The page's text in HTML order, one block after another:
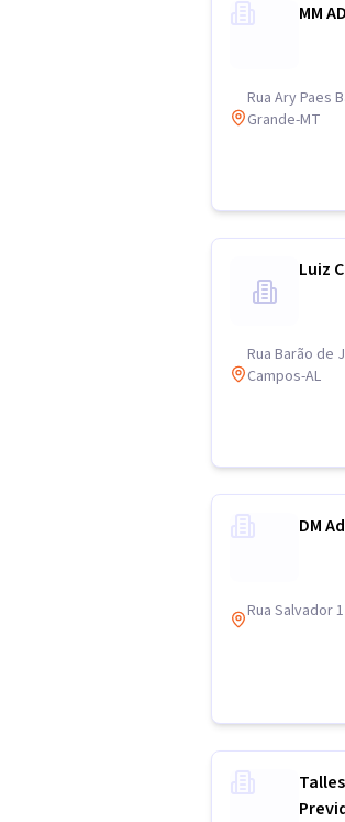
MM
Rua Ary Paes
Grande-MT
Luiz
Rua Barão de
Campos-AL
DM
Rua Salvador